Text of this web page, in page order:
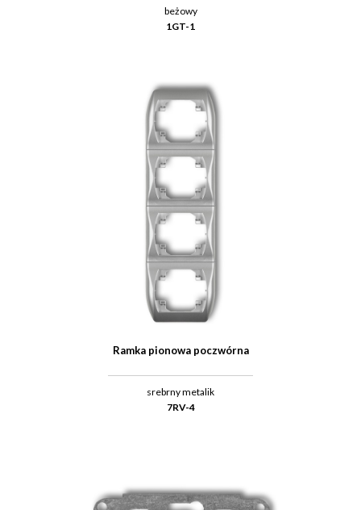
beżowy
1GT-1
Ramka pionowa poczwórna
srebrny metalik
7RV-4